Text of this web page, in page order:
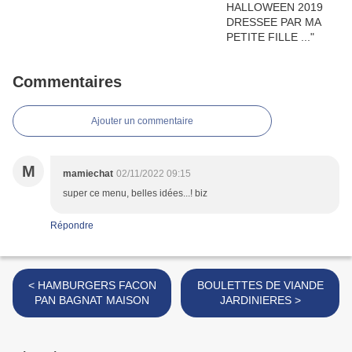
Commentaires
Ajouter un commentaire
M mamiechat 02/11/2022 09:15
super ce menu, belles idées...! biz
Répondre
< HAMBURGERS FACON
PAN BAGNAT MAISON
BOULETTES DE VIANDE
JARDINIERES >